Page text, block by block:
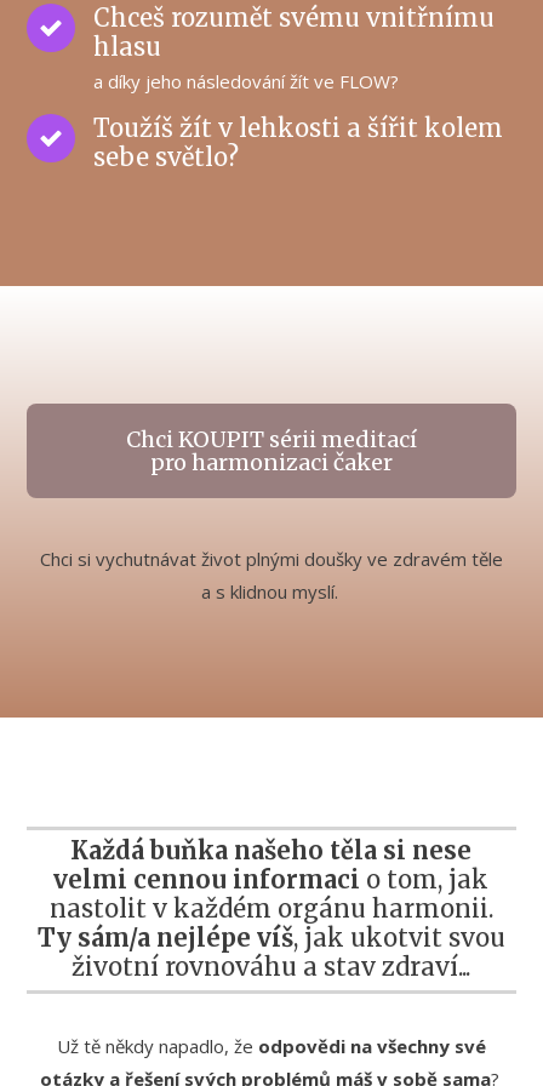
Chceš rozumět svému vnitřnímu
hlasu
a díky jeho následování žít ve FLOW?
Toužíš žít v lehkosti a šířit kolem
sebe světlo?
Chci KOUPIT sérii meditací
pro harmonizaci čaker
Chci si vychutnávat život plnými doušky ve zdravém těle
a s klidnou myslí.
Každá buňka našeho těla si nese
velmi cennou informaci o tom, jak
nastolit v každém orgánu harmonii.
Ty sám/a nejlépe víš, jak ukotvit svou
životní rovnováhu a stav zdraví...
Už tě někdy napadlo, že odpovědi na všechny své
otázky a řešení svých problémů máš v sobě sama?